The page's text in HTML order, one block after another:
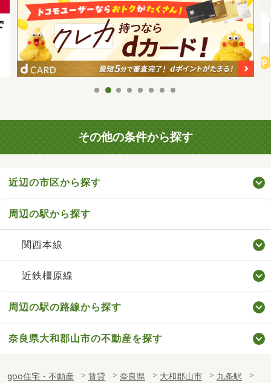
その他の条件から探す
近辺の市区から探す
周辺の駅から探す
関西本線
近鉄橿原線
周辺の駅の路線から探す
奈良県大和郡山市の不動産を探す
goo住宅・不動産 賃貸 奈良県 大和郡山市
九条駅